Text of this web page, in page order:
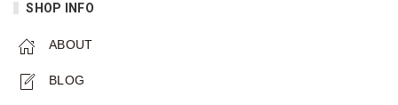
SHOP INFO
ABOUT
BLOG